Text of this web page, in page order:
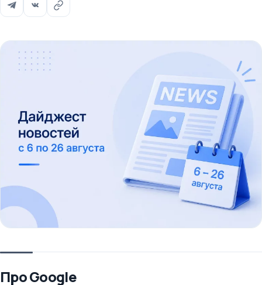
Про Google